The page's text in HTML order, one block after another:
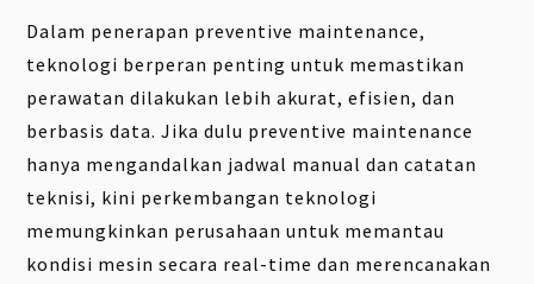
Dalam penerapan preventive maintenance,
teknologi berperan penting untuk memastikan
perawatan dilakukan lebih akurat, efisien, dan
berbasis data. Jika dulu preventive maintenance
hanya mengandalkan jadwal manual dan catatan
teknisi, kini perkembangan teknologi
memungkinkan perusahaan untuk memantau
kondisi mesin secara real-time dan merencanakan